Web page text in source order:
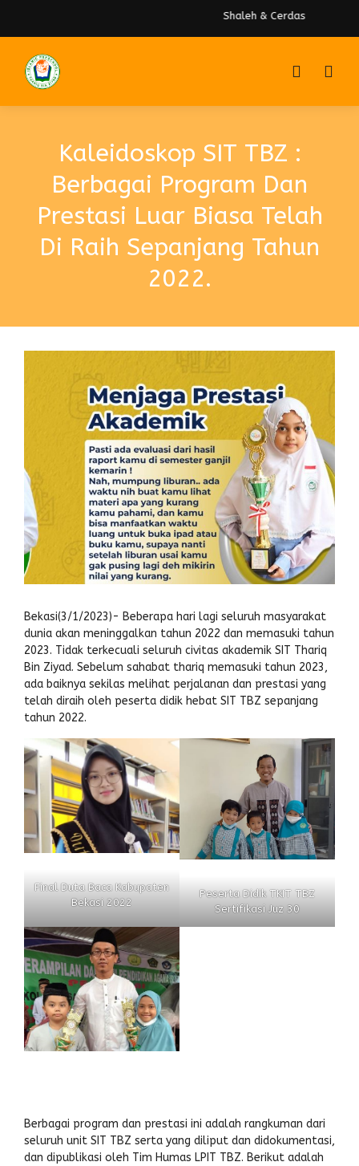
Shaleh & Cerdas
Kaleidoskop SIT TBZ :
Berbagai Program Dan
Prestasi Luar Biasa Telah
Di Raih Sepanjang Tahun
2022.
Bekasi(3/1/2023)- Beberapa hari lagi seluruh masyarakat
dunia akan meninggalkan tahun 2022 dan memasuki tahun
2023. Tidak terkecuali seluruh civitas akademik SIT Thariq
Bin Ziyad. Sebelum sahabat thariq memasuki tahun 2023,
ada baiknya sekilas melihat perjalanan dan prestasi yang
telah diraih oleh peserta didik hebat SIT TBZ sepanjang
tahun 2022.
Final Duta Baca Kabupaten
Bekasi 2022
Peserta Didik TKIT TBZ
Sertifikasi Juz 30
Berbagai program dan prestasi ini adalah rangkuman dari
seluruh unit SIT TBZ serta yang diliput dan didokumentasi,
dan dipublikasi oleh Tim Humas LPIT TBZ. Berikut adalah